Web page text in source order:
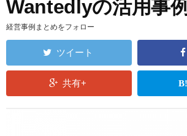
Wantedlyの活用事例
経営事例まとめをフォロー
ツイート
共有+